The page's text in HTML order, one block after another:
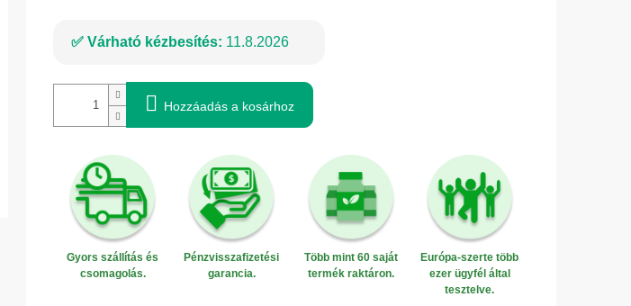
Várható kézbesítés: 11.8.2026
Hozzáadás a kosárhoz
Gyors szállítás és
csomagolás.
Pénzvisszafizetési
garancia.
Több mint 60 saját
termék raktáron.
Európa-szerte több
ezer ügyfél által
tesztelve.